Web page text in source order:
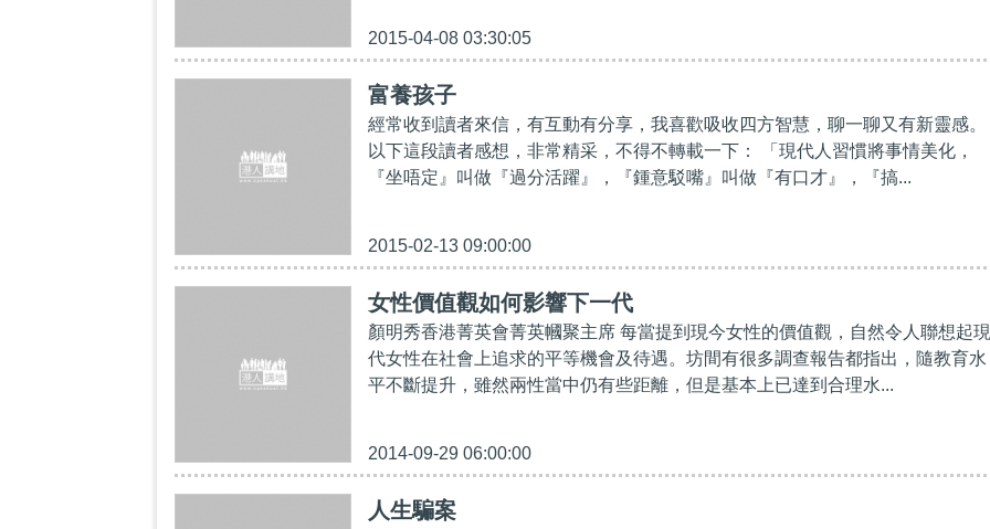
2015-04-08 03:30:05
富養孩子
經常收到讀者來信，有互動有分享，我喜歡吸收四方智慧，聊一聊又有新靈感。
以下這段讀者感想，非常精采，不得不轉載一下： 「現代人習慣將事情美化，
『坐唔定』叫做『過分活躍』，『鍾意駁嘴』叫做『有口才』，『搞...
2015-02-13 09:00:00
女性價值觀如何影響下一代
顏明秀香港菁英會菁英幗聚主席 每當提到現今女性的價值觀，自然令人聯想起現
代女性在社會上追求的平等機會及待遇。坊間有很多調查報告都指出，隨教育水
平不斷提升，雖然兩性當中仍有些距離，但是基本上已達到合理水...
2014-09-29 06:00:00
人生騙案